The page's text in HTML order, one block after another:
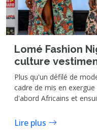
Lomé Fashion
culture
togolaise
Plus qu'un défilé de
cadre de mis en
d'abord Africains et
événementielle et de
cet espace est en outre
Lire plus